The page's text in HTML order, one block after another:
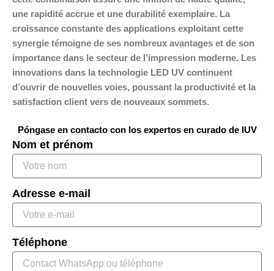
une rapidité accrue et une durabilité exemplaire. La
croissance constante des applications exploitant cette
synergie témoigne de ses nombreux avantages et de son
importance dans le secteur de l’impression moderne. Les
innovations dans la technologie LED UV continuent
d’ouvrir de nouvelles voies, poussant la productivité et la
satisfaction client vers de nouveaux sommets.
Póngase en contacto con los expertos en curado de IUV
Nom et prénom
Adresse e-mail
Téléphone